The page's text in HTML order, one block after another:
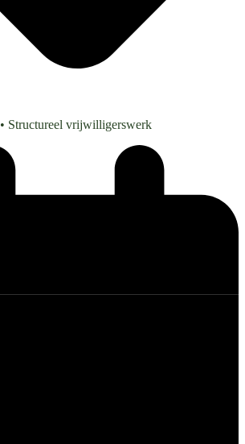
• Structureel vrijwilligerswerk